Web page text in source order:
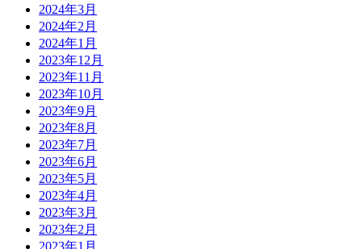
2024年3月
2024年2月
2024年1月
2023年12月
2023年11月
2023年10月
2023年9月
2023年8月
2023年7月
2023年6月
2023年5月
2023年4月
2023年3月
2023年2月
2023年1月